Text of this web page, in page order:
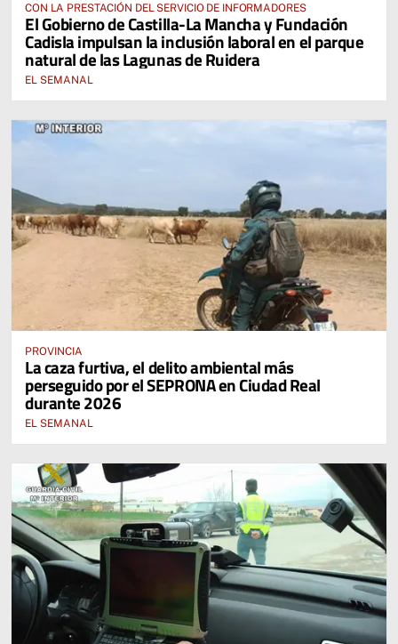
CON LA PRESTACIÓN DEL SERVICIO DE INFORMADORES
El Gobierno de Castilla-La Mancha y Fundación
Cadisla impulsan la inclusión laboral en el parque
natural de las Lagunas de Ruidera
EL SEMANAL
PROVINCIA
La caza furtiva, el delito ambiental más
perseguido por el SEPRONA en Ciudad Real
durante 2026
EL SEMANAL